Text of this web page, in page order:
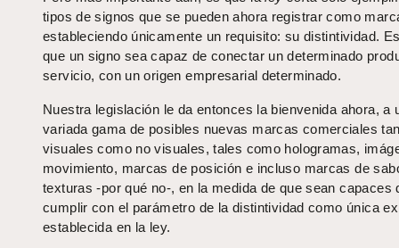
tipos de signos que se pueden ahora registrar como
estableciendo únicamente un requisito: su distintividad.
que un signo sea capaz de conectar un determinado
servicio, con un origen empresarial determinado.
Nuestra legislación le da entonces la bienvenida ahora, a
variada gama de posibles nuevas marcas comerciales
visuales como no visuales, tales como hologramas,
movimiento, marcas de posición e incluso marcas de
texturas -por qué no-, en la medida de que sean capaces
cumplir con el parámetro de la distintividad como única
establecida en la ley.